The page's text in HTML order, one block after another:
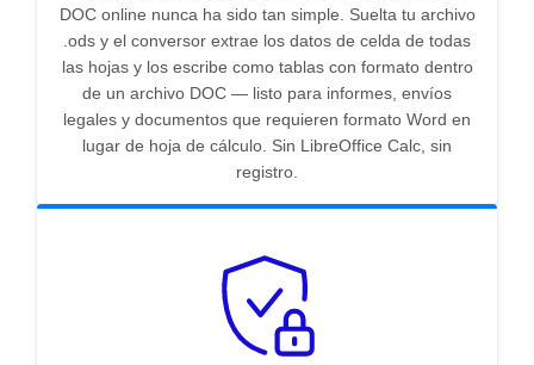
DOC online nunca ha sido tan simple. Suelta tu archivo
.ods y el conversor extrae los datos de celda de todas
las hojas y los escribe como tablas con formato dentro
de un archivo DOC — listo para informes, envíos
legales y documentos que requieren formato Word en
lugar de hoja de cálculo. Sin LibreOffice Calc, sin
registro.